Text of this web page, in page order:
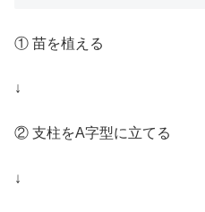
① 苗を植える
↓
② 支柱をA字型に立てる
↓